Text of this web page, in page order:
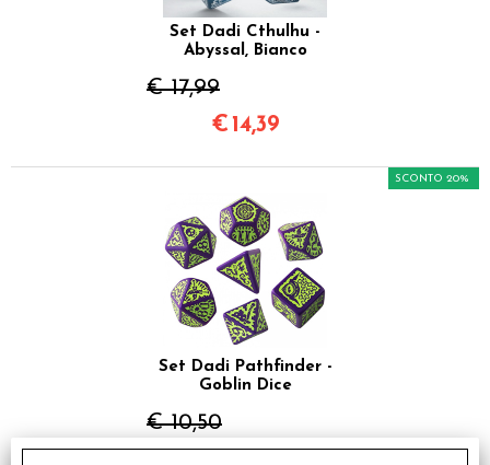
Set Dadi Cthulhu -
Abyssal, Bianco
€ 17,99
€ 14,39
Set Dadi Pathfinder -
Goblin Dice
€ 10,50
SCONTO 20%